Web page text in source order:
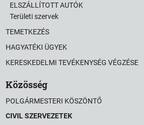
ELSZÁLLÍTOTT AUTÓK
Területi szervek
TEMETKEZÉS
HAGYATÉKI ÜGYEK
KERESKEDELMI TEVÉKENYSÉG VÉGZÉSE
Közösség
POLGÁRMESTERI KÖSZÖNTŐ
CIVIL SZERVEZETEK